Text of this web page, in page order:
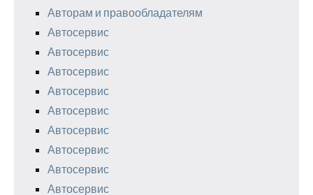
Авторам и правообладателям
Автосервис
Автосервис
Автосервис
Автосервис
Автосервис
Автосервис
Автосервис
Автосервис
Автосервис